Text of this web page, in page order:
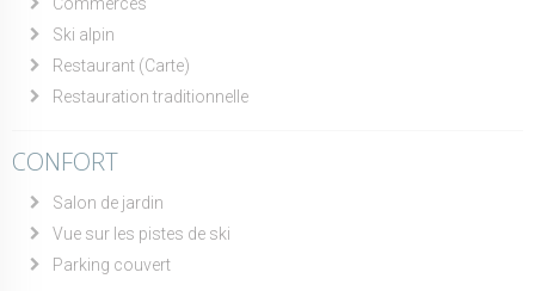
Ski alpin
Restaurant (Carte)
Restauration traditionnelle
CONFORT
Salon de jardin
Vue sur les pistes de ski
Parking couvert